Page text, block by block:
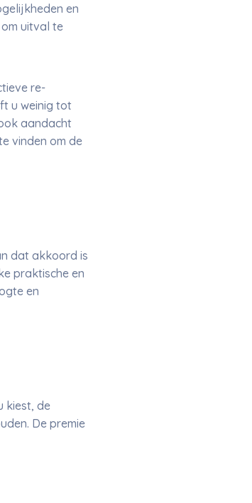
en
uitval te
re-
u weinig tot
aandacht
vinden om de
dat akkoord is
praktische en
en
kiest, de
De premie